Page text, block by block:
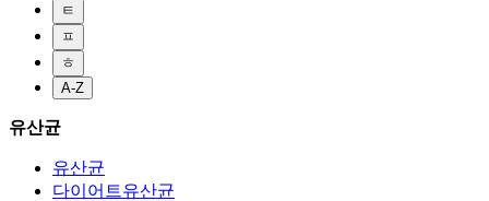
ㅌ
ㅍ
ㅎ
A-Z
유산균
유산균
다이어트유산균